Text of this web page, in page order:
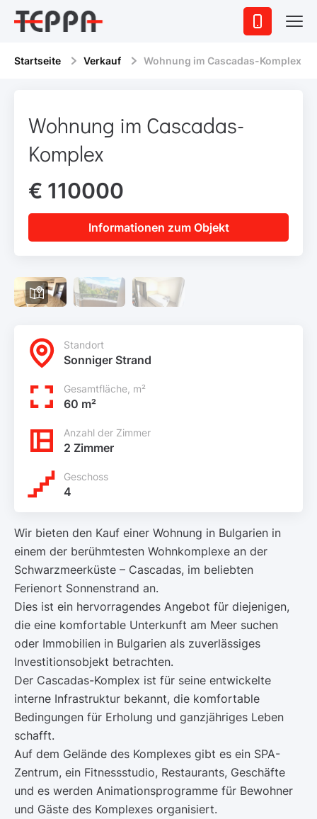
Startseite Verkauf Wohnung im Cascadas-Komplex
Wohnung im Cascadas-
Komplex
€ 110000
Informationen zum Objekt
Standort
Sonniger Strand
Gesamtfläche, m²
60 m²
Anzahl der Zimmer
2 Zimmer
Geschoss
4
Wir bieten den Kauf einer Wohnung in Bulgarien in
einem der berühmtesten Wohnkomplexe an der
Schwarzmeerküste – Cascadas, im beliebten
Ferienort Sonnenstrand an.
Dies ist ein hervorragendes Angebot für diejenigen,
die eine komfortable Unterkunft am Meer suchen
oder Immobilien in Bulgarien als zuverlässiges
Investitionsobjekt betrachten.
Der Cascadas-Komplex ist für seine entwickelte
interne Infrastruktur bekannt, die komfortable
Bedingungen für Erholung und ganzjähriges Leben
schafft.
Auf dem Gelände des Komplexes gibt es ein SPA-
Zentrum, ein Fitnessstudio, Restaurants, Geschäfte
und es werden Animationsprogramme für Bewohner
und Gäste des Komplexes organisiert.